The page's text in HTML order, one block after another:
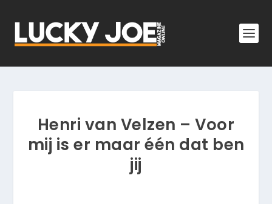
Henri van Velzen – Voor
mij is er maar één dat ben
jij